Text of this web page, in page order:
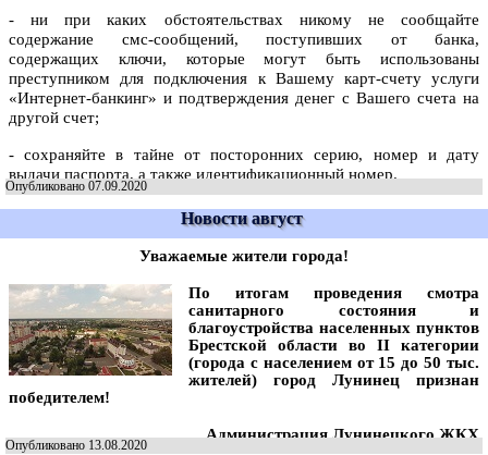
- ни при каких обстоятельствах никому не сообщайте
содержание смс-сообщений, поступивших от банка,
содержащих ключи, которые могут быть использованы
преступником для подключения к Вашему карт-счету услуги
«Интернет-банкинг» и подтверждения денег с Вашего счета на
другой счет;
- сохраняйте в тайне от посторонних серию, номер и дату
выдачи паспорта, а также идентификационный номер.
Опубликовано 07.09.2020
Новости август
Уважаемые жители города!
По итогам проведения смотра
санитарного состояния и
благоустройства населенных пунктов
Брестской области во II категории
(города с населением от 15 до 50 тыс.
жителей) город Лунинец признан
победителем!
Администрация Лунинецкого ЖКХ
Опубликовано 13.08.2020